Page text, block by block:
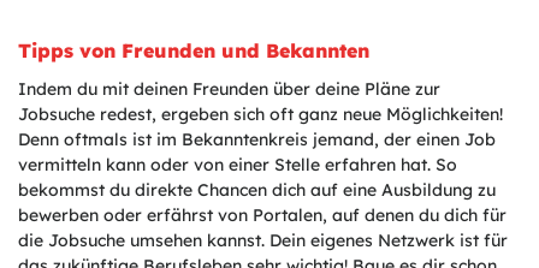
Tipps von Freunden und Bekannten
Indem du mit deinen Freunden über deine Pläne zur
Jobsuche redest, ergeben sich oft ganz neue Möglichkeiten!
Denn oftmals ist im Bekanntenkreis jemand, der einen Job
vermitteln kann oder von einer Stelle erfahren hat. So
bekommst du direkte Chancen dich auf eine Ausbildung zu
bewerben oder erfährst von Portalen, auf denen du dich für
die Jobsuche umsehen kannst. Dein eigenes Netzwerk ist für